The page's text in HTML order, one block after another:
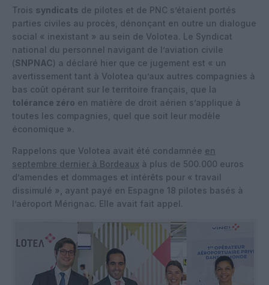
Trois syndicats de pilotes et de PNC s’étaient portés
parties civiles au procès, dénonçant en outre un dialogue
social « inexistant » au sein de Volotea. Le Syndicat
national du personnel navigant de l’aviation civile
(SNPNAC) a déclaré hier que ce jugement est « un
avertissement tant à Volotea qu’aux autres compagnies à
bas coût opérant sur le territoire français, que la
tolérance zéro en matière de droit aérien s’applique à
toutes les compagnies, quel que soit leur modèle
économique ».
Rappelons que Volotea avait été condamnée en
septembre dernier à Bordeaux à plus de 500.000 euros
d’amendes et dommages et intérêts pour « travail
dissimulé », ayant payé en Espagne 18 pilotes basés à
l’aéroport Mérignac. Elle avait fait appel.